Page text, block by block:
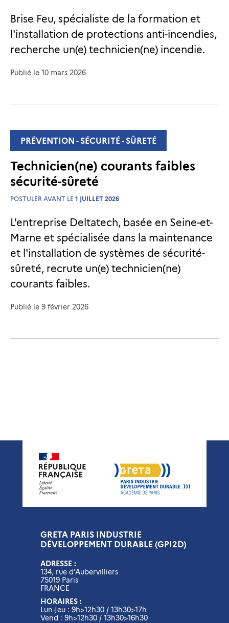
Brise Feu, spécialiste de la formation et
l'installation de protections anti-incendies,
recherche un(e) technicien(ne) incendie.
Publié le 10 mars 2026
PRÉVENTION - SÉCURITÉ - SÛRETÉ
Technicien(ne) courants faibles
sécurité-sûreté
POSTULER AVANT LE 1 JUILLET 2026
L'entreprise Deltatech, basée en Seine-et-
Marne et spécialisée dans la maintenance
et l'installation de systèmes de sécurité-
sûreté, recrute un(e) technicien(ne)
courants faibles.
Publié le 9 février 2026
GRETA PARIS INDUSTRIE
DÉVELOPPEMENT DURABLE (GPI2D)
ADRESSE :
134, rue d’Aubervilliers
75019 Paris
FRANCE
HORAIRES :
Lun-Jeu : 9h>12h30 / 13h30>17h
Vend : 9h>12h30 / 13h30>16h30